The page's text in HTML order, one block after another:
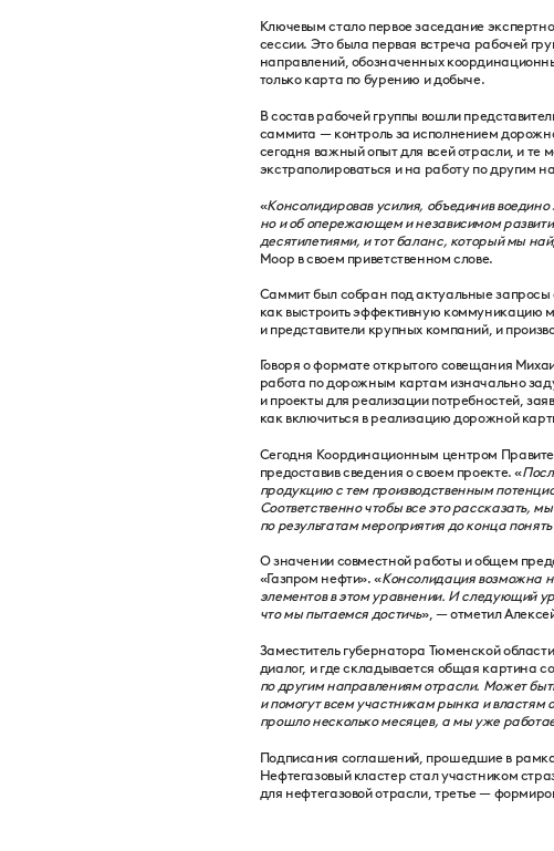
Ключевым стало первое заседание
сессии. Это была первая встреча рабочей
направлений, обозначенных
только карта по бурению и добыче.
В состав рабочей группы вошли
саммита — контроль за исполнением
сегодня важный опыт для всей отрасли, и
экстраполироваться и на работу по другим
«Консолидировав усилия, объединив
но и об опережающем и независимом
десятилетиями, и тот баланс, который мы
Моор в своем приветственном слове.
Саммит был собран под актуальные запросы
как выстроить эффективную коммуникацию
и представители крупных компаний, и
Говоря о формате открытого совещания
работа по дорожным картам изначально
и проекты для реализации потребностей,
как включиться в реализацию дорожной
Сегодня Координационным центром
предоставив сведения о своем проекте. «
продукцию с тем производственным
Соответственно чтобы все это рассказать,
по результатам мероприятия до конца
О значении совместной работы и общем
«Газпром нефти». «Консолидация возможна
элементов в этом уравнении. И следующий
что мы пытаемся достичь», — отметил
Заместитель губернатора Тюменской
диалог, и где складывается общая картина
по другим направлениям отрасли. Может
и помогут всем участникам рынка и
прошло несколько месяцев, а мы уже
Подписания соглашений, прошедшие в
Нефтегазовый кластер стал участником
для нефтегазовой отрасли, третье —